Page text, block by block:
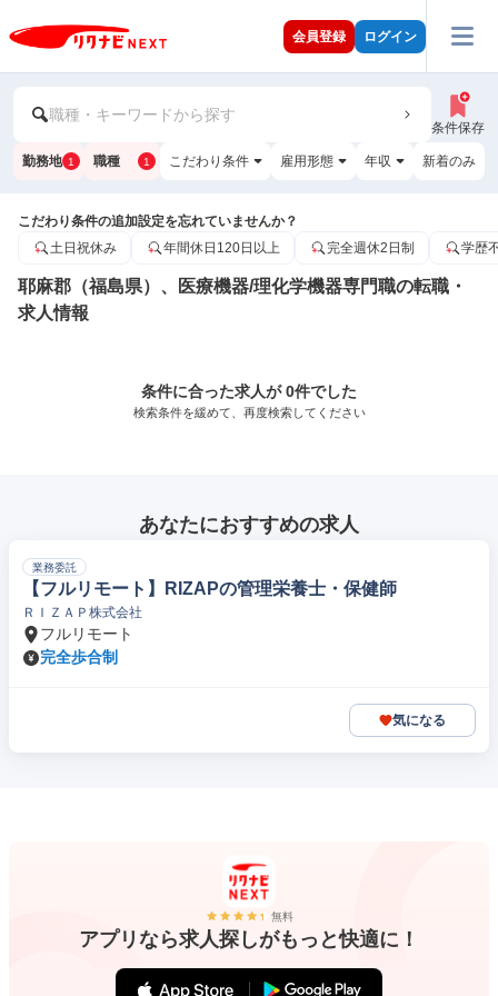
会員登録 ログイン
職種・キーワードから探す
条件保存
勤務地 1 職種 1 こだわり条件 雇用形態 年収 新着のみ
こだわり条件の追加設定を忘れていませんか？
土日祝休み
年間休日120日以上 完全週休2日制 学歴
耶麻郡（福島県）、医療機器/理化学機器専門職の転職・
求人情報
条件に合った求人が 0件でした
検索条件を緩めて、再度検索してください
あなたにおすすめの求人
業務委託
【フルリモート】RIZAPの管理栄養士・保健師
ＲＩＺＡＰ株式会社
フルリモート
完全歩合制
気になる
無料
アプリなら求人探しがもっと快適に！